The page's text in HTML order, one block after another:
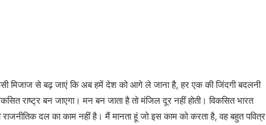
मिजाज से बढ़ जाएं कि अब हमें देश को आगे ले जाना है, हर एक की जिंदगी बदलनी
राष्ट्र बन जाएगा। मन बन जाता है तो मंजिल दूर नहीं होती। विकसित भारत
दल का काम नहीं है। मैं मानता हूं जो इस काम को करता है, वह बहुत पवित्र